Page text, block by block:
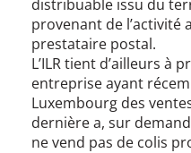
distribuable issu du
provenant de l’activité
prestataire postal.
L’ILR tient d’ailleurs à
entreprise ayant
Luxembourg des
dernière a, sur
ne vend pas de colis